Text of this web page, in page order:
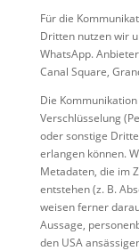
Für die
Dritten nutzen wir
WhatsApp.
Canal Square,
Die
Verschlüsselung
oder sonstige
erlangen können.
Metadaten, die im
entstehen (z. B.
weisen ferner
Aussage,
den USA